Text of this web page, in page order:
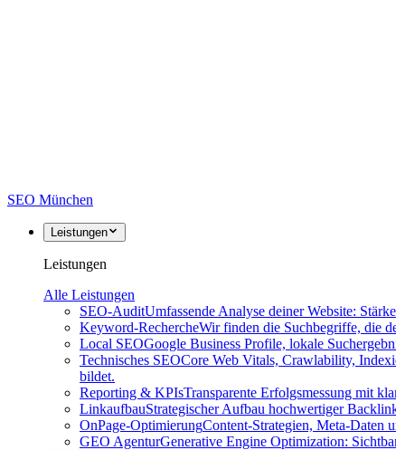
SEO München
Leistungen
Leistungen
Alle Leistungen
SEO-AuditUmfassende Analyse deiner Website:
Keyword-RechercheWir finden die Suchbegriffe, die
Local SEOGoogle Business Profile, lokale
Technisches SEOCore Web Vitals, Crawlability,
bildet.
Reporting & KPIsTransparente Erfolgsmessung mit
LinkaufbauStrategischer Aufbau hochwertiger
OnPage-OptimierungContent-Strategien, Meta-Daten
GEO AgenturGenerative Engine Optimization: